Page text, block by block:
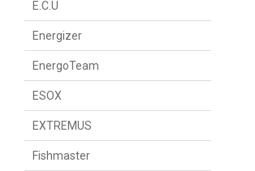
E.C.U
Energizer
EnergoTeam
ESOX
EXTREMUS
Fishmaster